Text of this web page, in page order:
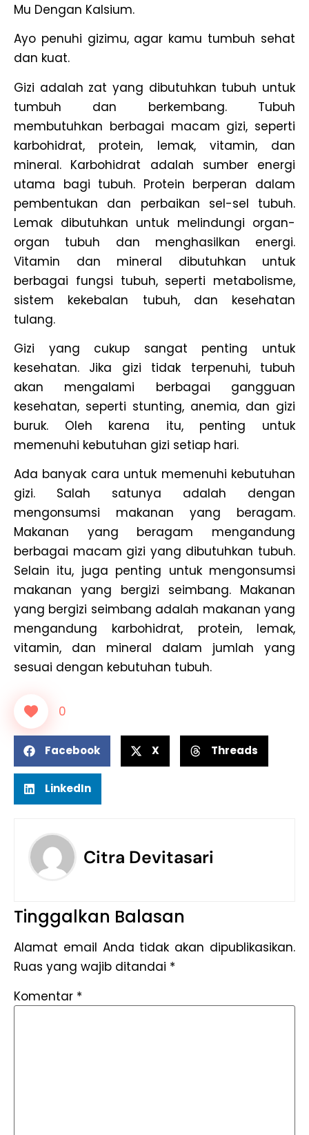
Mu Dengan Kalsium.
Ayo penuhi gizimu, agar kamu tumbuh sehat
dan kuat.
Gizi adalah zat yang dibutuhkan tubuh untuk
tumbuh dan berkembang. Tubuh
membutuhkan berbagai macam gizi, seperti
karbohidrat, protein, lemak, vitamin, dan
mineral. Karbohidrat adalah sumber energi
utama bagi tubuh. Protein berperan dalam
pembentukan dan perbaikan sel-sel tubuh.
Lemak dibutuhkan untuk melindungi organ-
organ tubuh dan menghasilkan energi.
Vitamin dan mineral dibutuhkan untuk
berbagai fungsi tubuh, seperti metabolisme,
sistem kekebalan tubuh, dan kesehatan
tulang.
Gizi yang cukup sangat penting untuk
kesehatan. Jika gizi tidak terpenuhi, tubuh
akan mengalami berbagai gangguan
kesehatan, seperti stunting, anemia, dan gizi
buruk. Oleh karena itu, penting untuk
memenuhi kebutuhan gizi setiap hari.
Ada banyak cara untuk memenuhi kebutuhan
gizi. Salah satunya adalah dengan
mengonsumsi makanan yang beragam.
Makanan yang beragam mengandung
berbagai macam gizi yang dibutuhkan tubuh.
Selain itu, juga penting untuk mengonsumsi
makanan yang bergizi seimbang. Makanan
yang bergizi seimbang adalah makanan yang
mengandung karbohidrat, protein, lemak,
vitamin, dan mineral dalam jumlah yang
sesuai dengan kebutuhan tubuh.
0
Facebook X Threads
LinkedIn
Citra Devitasari
Tinggalkan Balasan
Alamat email Anda tidak akan dipublikasikan.
Ruas yang wajib ditandai *
Komentar *